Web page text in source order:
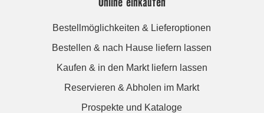
Bestellmöglichkeiten & Lieferoptionen
Bestellen & nach Hause liefern lassen
Kaufen & in den Markt liefern lassen
Reservieren & Abholen im Markt
Prospekte und Kataloge